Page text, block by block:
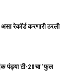
रेकॉर्ड करणारी ठरली
पंड्या टी-20चा ‘फुल